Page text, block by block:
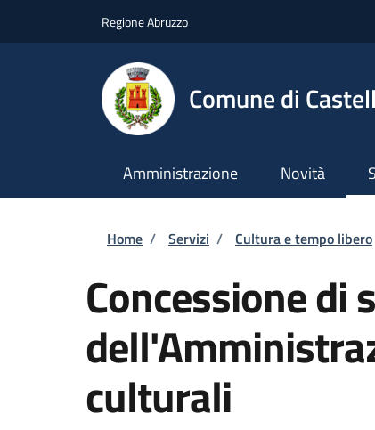
Regione Abruzzo
Comune di
Amministrazione Novità
Briciole di pane
Home / Servizi / Cultura e tempo libero
Concessione di
culturali